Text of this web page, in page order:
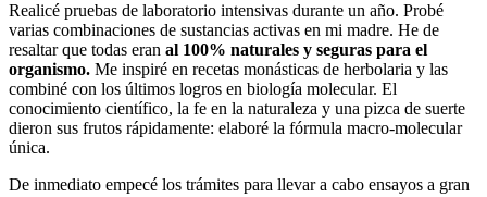
Realicé pruebas de laboratorio intensivas durante un año. Probé
varias combinaciones de sustancias activas en mi madre. He de
resaltar que todas eran al 100% naturales y seguras para el
organismo. Me inspiré en recetas monásticas de herbolaria y las
combiné con los últimos logros en biología molecular. El
conocimiento científico, la fe en la naturaleza y una pizca de suerte
dieron sus frutos rápidamente: elaboré la fórmula macro-molecular
única.
De inmediato empecé los trámites para llevar a cabo ensayos a gran